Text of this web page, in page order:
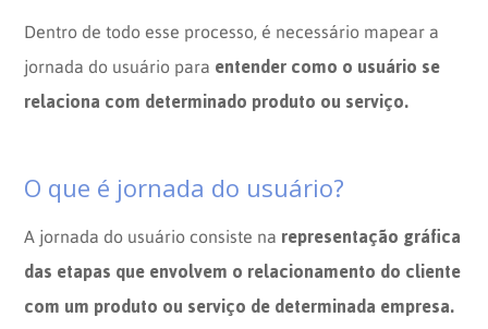
Dentro de todo esse processo, é necessário mapear a
jornada do usuário para entender como o usuário se
relaciona com determinado produto ou serviço.
O que é jornada do usuário?
A jornada do usuário consiste na representação gráfica
das etapas que envolvem o relacionamento do cliente
com um produto ou serviço de determinada empresa.